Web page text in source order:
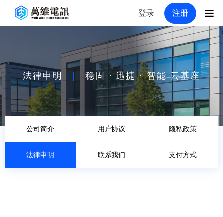
登录 注册
法律申明 稳固 · 迅捷 · 智能 云基座
公司简介 用户协议 隐私政策
法律申明 联系我们 支付方式